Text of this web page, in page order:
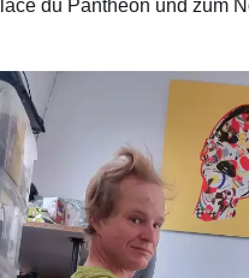
du Panthéon und zum